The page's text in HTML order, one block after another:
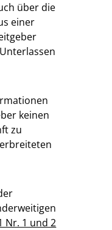
über die
einer
keinen
zu
Nr. 1 und 2